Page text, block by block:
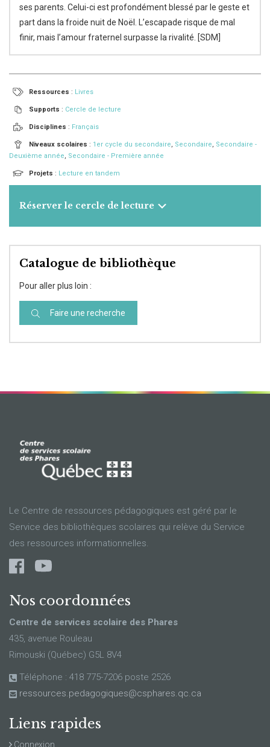
ses parents. Celui-ci est profondément blessé par le geste et
part dans la froide nuit de Noël. L’escapade risque de mal
finir, mais l’amour fraternel surpasse la rivalité. [SDM]
Ressources : Livres
Supports : Cercle de lecture
Disciplines : Français
Niveaux scolaires : 1er cycle du secondaire, Secondaire, Secondaire -
Deuxième année, Secondaire - Première année
Projets : Lecture en tandem
Réserver le cercle de lecture
Catalogue de bibliothèque
Pour aller plus loin :
Faire une recherche
Le Centre de ressources pédagogiques est géré par le
Service des bibliothèques scolaires qui relève du Service
des ressources informationnelles.
Nos coordonnées
Centre de services scolaire des Phares
435, avenue Rouleau
Rimouski (Québec) G5L 8V4
Téléphone : 418 775-7206 poste 2526
ressources.pedagogiques@csphares.qc.ca
Liens rapides
Connexion